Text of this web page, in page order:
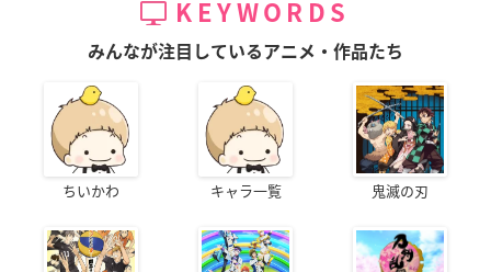
KEYWORDS
みんなが注目しているアニメ・作品たち
ちいかわ キャラ一覧 鬼滅の刃